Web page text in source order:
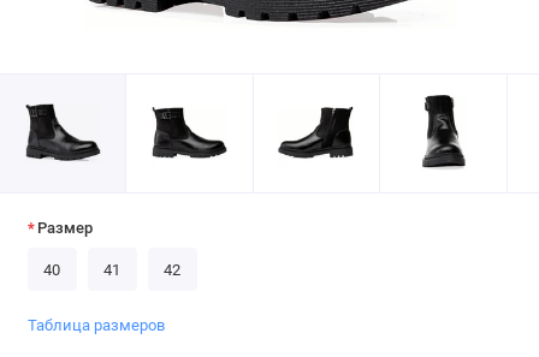
Размер
40 41 42
Таблица размеров